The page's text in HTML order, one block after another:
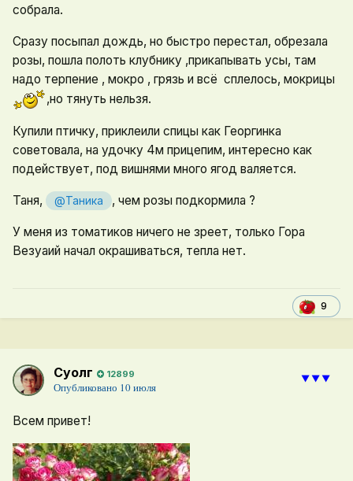
собрала.
Сразу посыпал дождь, но быстро перестал, обрезала
розы, пошла полоть клубнику ,прикапывать усы, там
надо терпение , мокро , грязь и всё сплелось, мокрицы
,но тянуть нельзя.
Купили птичку, приклеили спицы как Георгинка
советовала, на удочку 4м прицепим, интересно как
подействует, под вишнями много ягод валяется.
Таня, @Таника , чем розы подкормила ?
У меня из томатиков ничего не зреет, только Гора
Везуаий начал окрашиваться, тепла нет.
9
Суолг 12899
Опубликовано 10 июля
⯆⯆⯆
Всем привет!